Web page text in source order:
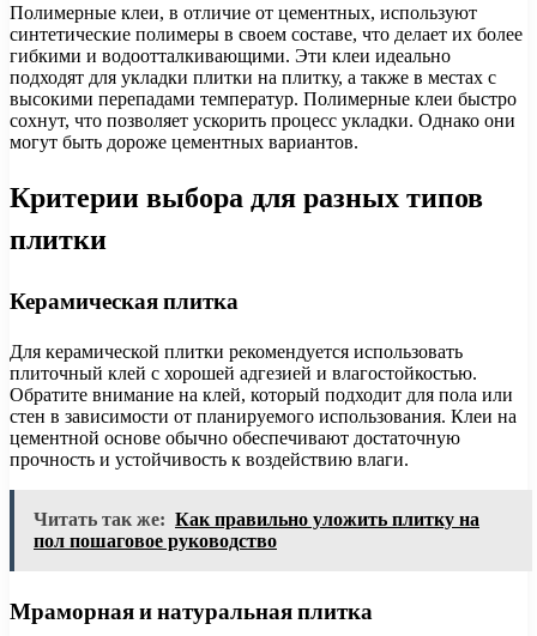
Полимерные клеи, в отличие от цементных, используют
синтетические полимеры в своем составе, что делает их более
гибкими и водоотталкивающими. Эти клеи идеально
подходят для укладки плитки на плитку, а также в местах с
высокими перепадами температур. Полимерные клеи быстро
сохнут, что позволяет ускорить процесс укладки. Однако они
могут быть дороже цементных вариантов.
Критерии выбора для разных типов
плитки
Керамическая плитка
Для керамической плитки рекомендуется использовать
плиточный клей с хорошей адгезией и влагостойкостью.
Обратите внимание на клей, который подходит для пола или
стен в зависимости от планируемого использования. Клеи на
цементной основе обычно обеспечивают достаточную
прочность и устойчивость к воздействию влаги.
Читать так же: Как правильно уложить плитку на
пол пошаговое руководство
Мраморная и натуральная плитка